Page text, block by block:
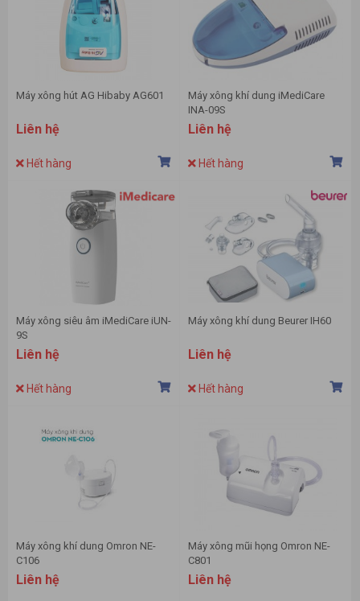
Máy xông hút AG Hibaby AG601
Liên hệ
Hết hàng
Máy xông khí dung iMediCare
INA-09S
Liên hệ
Hết hàng
Máy xông siêu âm iMediCare iUN-
9S
Liên hệ
Hết hàng
Máy xông khí dung Beurer IH60
Liên hệ
Hết hàng
Máy xông khí dung Omron NE-
C106
Liên hệ
Máy xông mũi họng Omron NE-
C801
Liên hệ